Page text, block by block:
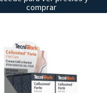
comprar